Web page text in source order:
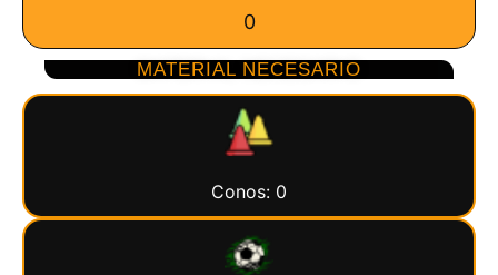
0
MATERIAL NECESARIO
Conos: 0